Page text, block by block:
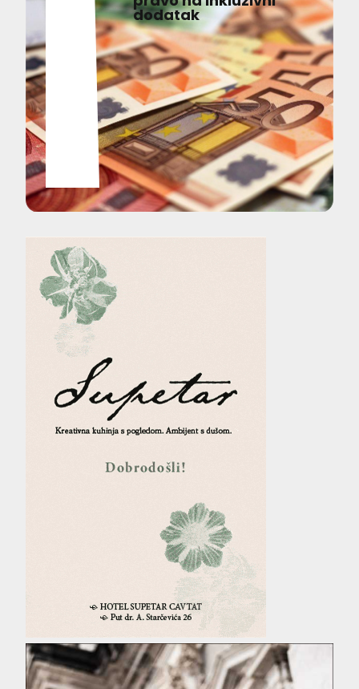
dodatak